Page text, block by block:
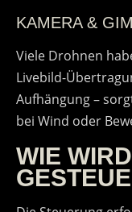
KAMERA &
Viele Drohnen
Livebild-
Aufhängung –
bei Wind oder
WIE